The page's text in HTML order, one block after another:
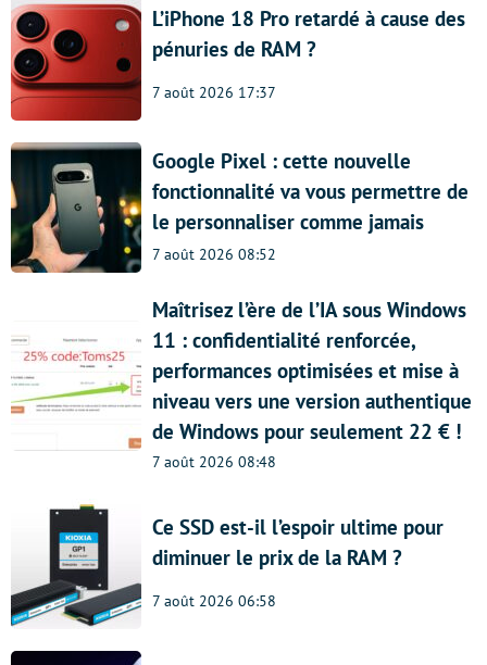
L’iPhone 18 Pro retardé à cause des
pénuries de RAM ?
7 août 2026 17:37
Google Pixel : cette nouvelle
fonctionnalité va vous permettre de
le personnaliser comme jamais
7 août 2026 08:52
Maîtrisez l’ère de l’IA sous Windows
11 : confidentialité renforcée,
performances optimisées et mise à
niveau vers une version authentique
de Windows pour seulement 22 € !
7 août 2026 08:48
Ce SSD est-il l’espoir ultime pour
diminuer le prix de la RAM ?
7 août 2026 06:58